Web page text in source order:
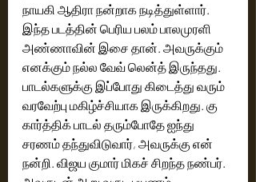
நாயகி ஆதிரா நன்றாக நடித்துள்ளார்.
இந்த படத்தின் பெரிய பலம் பாலமுரளி
அண்ணாவின் இசை தான். அவருக்கும்
எனக்கும் நல்ல வேவ் லென்த் இருந்தது.
பாடல்களுக்கு இப்போது கிடைத்து வரும்
வரவேற்பு மகிழ்ச்சியாக இருக்கிறது. கு
கார்த்திக் பாடல் தரும்போதே ஐந்து
சரணம் தந்துவிடுவார், அவருக்கு என்
நன்றி. விஜய குமார் மிகச் சிறந்த நண்பர்.